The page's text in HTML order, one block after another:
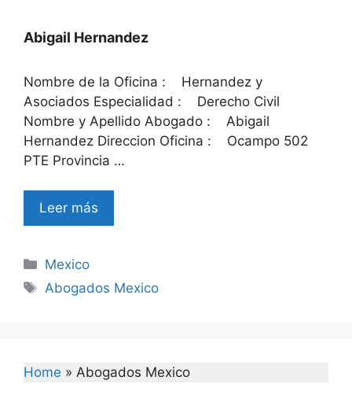
Abigail Hernandez
Nombre de la Oficina : Hernandez y
Asociados Especialidad : Derecho Civil
Nombre y Apellido Abogado : Abigail
Hernandez Direccion Oficina : Ocampo 502
PTE Provincia …
Leer más
Categories
Mexico
Tags
Abogados Mexico
Home » Abogados Mexico